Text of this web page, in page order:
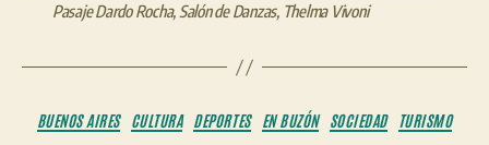
Pasaje Dardo Rocha, Salón de Danzas, Thelma Vivoni
Categorías
BUENOS AIRES CULTURA DEPORTES EN BUZÓN SOCIEDAD TURISMO